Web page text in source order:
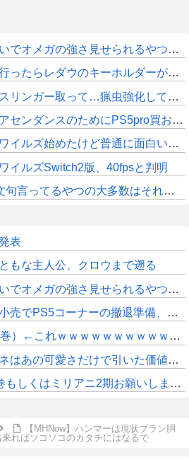
メガの強さ見せられるやつ一番すき
レダウのキーホルダーが100円で売ってて草
…猟虫強化して…エキス取って… よし、戦うぞ」←これ
めにPS5pro買おうとしたら転売価格ばかりじゃねーか
ルズ始めたけど普通に面白いじゃん
イルズSwitch2版、40fpsと判明
多数はそれしてないだけの雑魚だから聞く耳持つだけムダよ
表
もな主人公、クロウまで遡る
メガの強さ見せられるやつ一番すき
PS5コーナーの撤退準備、はじまる
これｗｗｗｗｗｗｗｗｗｗｗｗｗｗ
あの可愛さだけで引いた価値ある！
しくはミリアニ2期お願いします🙏
【MHNow】ハンマーは現状ブラン胴
ればソコソコのカタチにはなるで